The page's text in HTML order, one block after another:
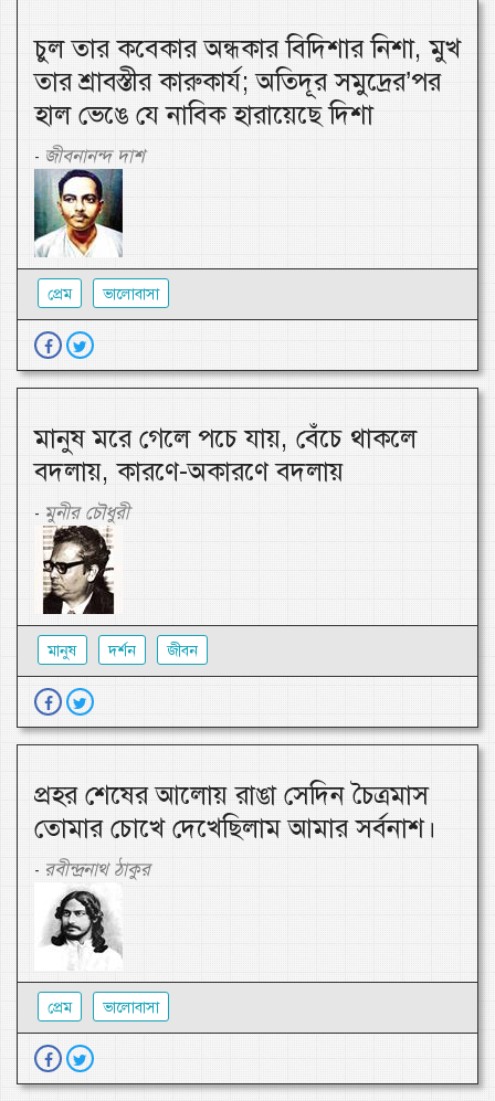
চুল তার কবেকার অন্ধকার বিদিশার নিশা, মুখ
তার শ্রাবস্তীর কারুকার্য; অতিদূর সমুদ্রের’পর
হাল ভেঙে যে নাবিক হারায়েছে দিশা
- জীবনানন্দ দাশ
প্রেম ভালোবাসা
মানুষ মরে গেলে পচে যায়, বেঁচে থাকলে
বদলায়, কারণে-অকারণে বদলায়
- মুনীর চৌধুরী
মানুষ দর্শন জীবন
প্রহর শেষের আলোয় রাঙা সেদিন চৈত্রমাস
তোমার চোখে দেখেছিলাম আমার সর্বনাশ।
- রবীন্দ্রনাথ ঠাকুর
প্রেম ভালোবাসা